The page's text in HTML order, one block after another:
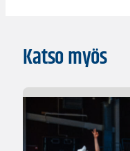
Katso myös